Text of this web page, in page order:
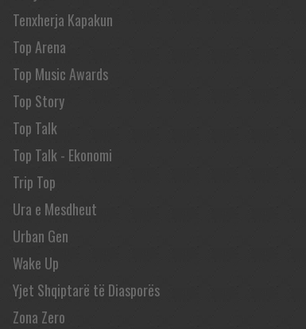
Tenxherja Kapakun
Top Arena
Top Music Awards
Top Story
Top Talk
Top Talk - Ekonomi
Trip Top
Ura e Mesdheut
Urban Gen
Wake Up
Yjet Shqiptarë të Diasporës
Zona Zero